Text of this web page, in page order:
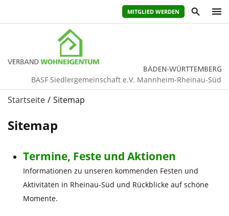
MITGLIED WERDEN
BASF Siedlergemeinschaft e.V. Mannheim-Rheinau-Süd
Startseite Sitemap
Sitemap
Termine, Feste und Aktionen
Informationen zu unseren kommenden Festen und
Aktivitäten in Rheinau-Süd und Rückblicke auf schöne
Momente.